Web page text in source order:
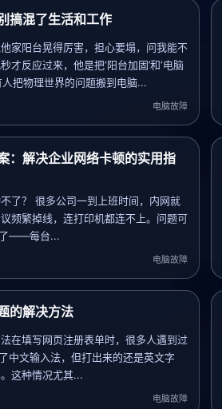
搞混了生活和工作
家阳台晃得厉害，担心要塌，问我能不
才反应过来，他是把‘阳台加固’和‘电脑
把物理世界的问题搬到电脑...
电脑故障
：解决企业网络卡顿的实用指
了？ 很多公司一到上班时间，内网就
频繁掉线，连打印机都连不上。问题可
了——每台...
电脑故障
的解决方法
在填写网页注册表单时，很多人遇到过
中文输入法，但打出来的还是英文字
这种情况尤其...
电脑故障